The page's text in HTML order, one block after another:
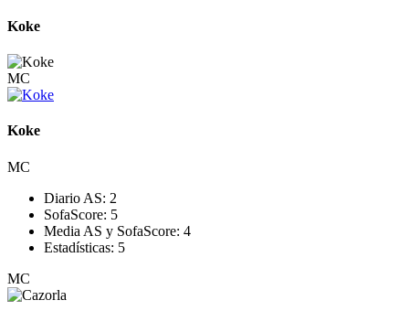
Koke
MC
Koke
MC
Diario AS: 2
SofaScore: 5
Media AS y SofaScore: 4
Estadísticas: 5
MC